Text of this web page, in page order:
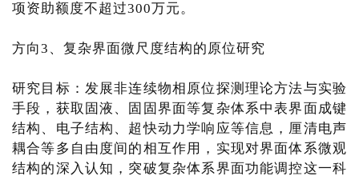
项资助额度不超过300万元。
方向3、复杂界面微尺度结构的原位研究
研究目标：发展非连续物相原位探测理论方法与实验
手段，获取固液、固固界面等复杂体系中表界面成键
结构、电子结构、超快动力学响应等信息，厘清电声
耦合等多自由度间的相互作用，实现对界面体系微观
结构的深入认知，突破复杂体系界面功能调控这一科